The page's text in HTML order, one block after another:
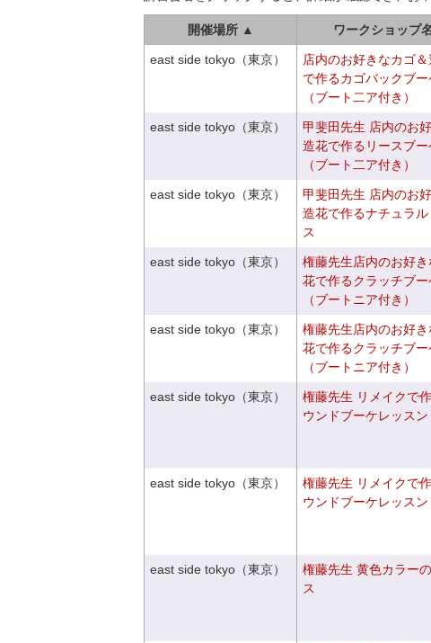
開催場所 ▲ ワークショップ
east side tokyo（東京）
店内のお好きなカゴ
で作るカゴバックブー
（ブート二ア付き）
east side tokyo（東京）
甲斐田先生 店内のお
造花で作るリースブー
（ブート二ア付き）
east side tokyo（東京）
甲斐田先生 店内のお
造花で作るナチュラル
ス
east side tokyo（東京）
権藤先生店内のお好き
花で作るクラッチブー
（ブートニア付き）
east side tokyo（東京）
権藤先生店内のお好き
花で作るクラッチブー
（ブートニア付き）
east side tokyo（東京）
権藤先生 リメイクで
ウンドブーケレッスン
east side tokyo（東京）
権藤先生 リメイクで
ウンドブーケレッスン
east side tokyo（東京）
権藤先生 黄色カラー
ス